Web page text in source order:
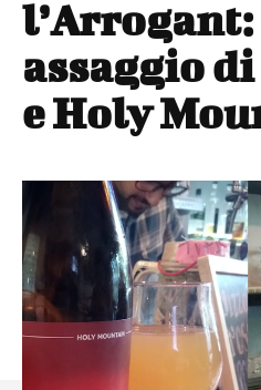
l’Arrogant:
assaggio di
e Holy